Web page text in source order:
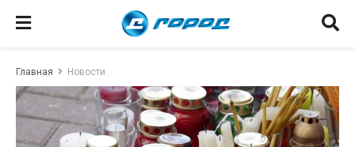
Главная Новости